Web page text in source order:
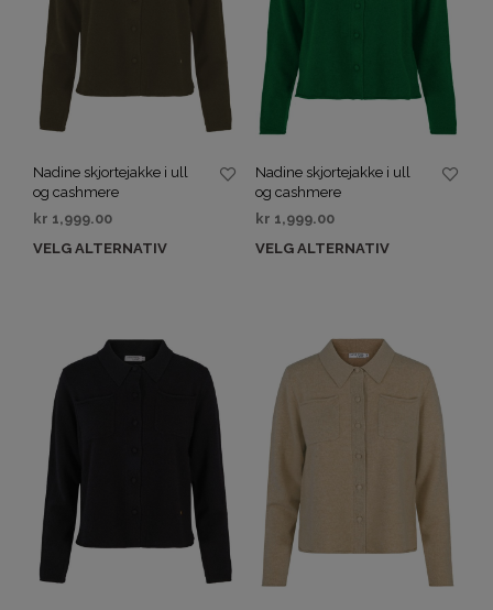
Nadine skjortejakke i ull
og cashmere
kr 1,999.00
VELG ALTERNATIV
Nadine skjortejakke i ull
og cashmere
kr 1,999.00
VELG ALTERNATIV